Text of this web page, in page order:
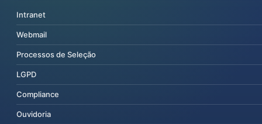
Intranet
Webmail
Processos de Seleção
LGPD
Compliance
Ouvidoria